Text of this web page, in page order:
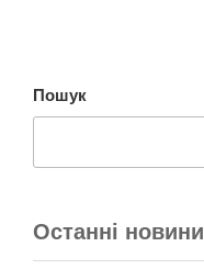
Пошук
Останні новини